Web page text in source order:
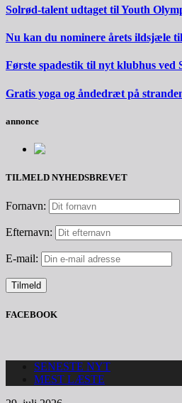
Solrød-talent udtaget til Youth
Nu kan du nominere årets ildsjæle
Første spadestik til nyt klubhus ved
Gratis yoga og åndedræt på
annonce
TILMELD NYHEDSBREVET
Fornavn:
Efternavn:
E-mail:
FACEBOOK
SENESTE NYT
MEST LÆSTE